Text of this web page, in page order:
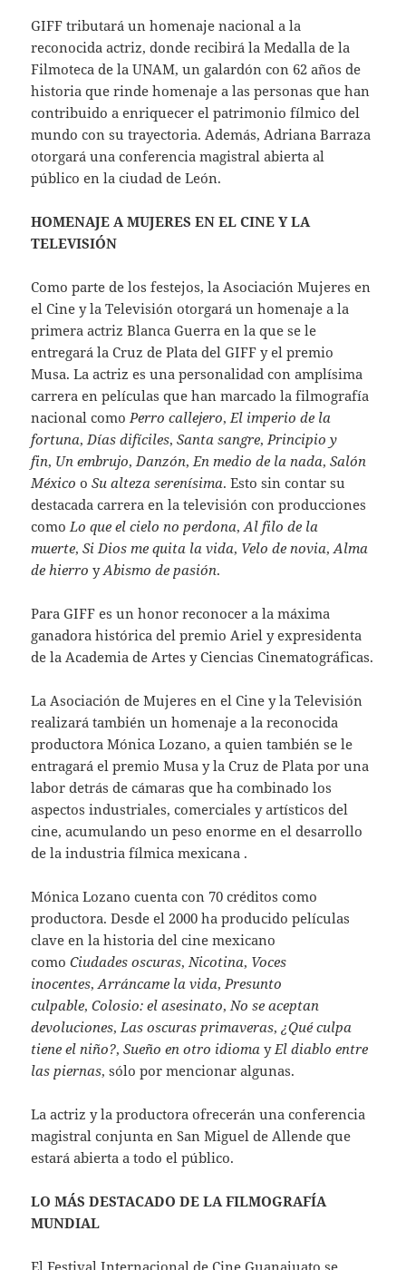
GIFF tributará un homenaje nacional a la
reconocida actriz, donde recibirá la Medalla de la
Filmoteca de la UNAM, un galardón con 62 años de
historia que rinde homenaje a las personas que han
contribuido a enriquecer el patrimonio fílmico del
mundo con su trayectoria. Además, Adriana Barraza
otorgará una conferencia magistral abierta al
público en la ciudad de León.
HOMENAJE A MUJERES EN EL CINE Y LA
TELEVISIÓN
Como parte de los festejos, la Asociación Mujeres en
el Cine y la Televisión otorgará un homenaje a la
primera actriz Blanca Guerra en la que se le
entregará la Cruz de Plata del GIFF y el premio
Musa. La actriz es una personalidad con amplísima
carrera en películas que han marcado la filmografía
nacional como Perro callejero, El imperio de la
fortuna, Días difíciles,Santa sangre, Principio y
fin, Un embrujo, Danzón, En medio de la nada,Salón
México oSu alteza serenísima. Esto sin contar su
destacada carrera en la televisión con producciones
como Lo que el cielo no perdona,Al filo de la
muerte,Si Dios me quita la vida, Velo de novia,Alma
de hierro yAbismo de pasión.
Para GIFF es un honor reconocer a la máxima
ganadora histórica del premio Ariel y expresidenta
de la Academia de Artes y Ciencias Cinematográficas.
La Asociación de Mujeres en el Cine y la Televisión
realizará también un homenaje a la reconocida
productora Mónica Lozano, a quien también se le
entragará el premio Musa y la Cruz de Plata por una
labor detrás de cámaras que ha combinado los
aspectos industriales, comerciales y artísticos del
cine, acumulando un peso enorme en el desarrollo
de la industria fílmica mexicana .
Mónica Lozano cuenta con 70 créditos como
productora. Desde el 2000 ha producido películas
clave en la historia del cine mexicano
comoCiudades oscuras, Nicotina, Voces
inocentes,Arráncame la vida, Presunto
culpable,Colosio: el asesinato, No se aceptan
devoluciones, Las oscuras primaveras,¿Qué culpa
tiene el niño?,Sueño en otro idioma y El diablo entre
las piernas, sólo por mencionar algunas.
La actriz y la productora ofrecerán una conferencia
magistral conjunta en San Miguel de Allende que
estará abierta a todo el público.
LO MÁS DESTACADO DE LA FILMOGRAFÍA
MUNDIAL
El Festival Internacional de Cine Guanajuato se